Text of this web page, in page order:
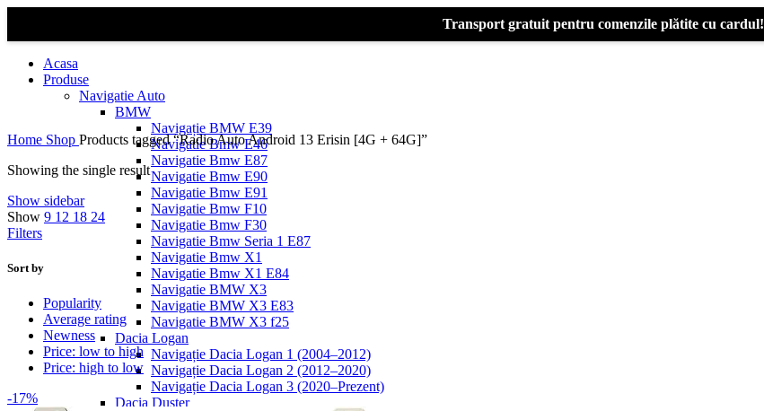
Transport gratuit pentru comenzile plătite cu cardul!
Acasa
Produse
Navigatie Auto
BMW
Navigație BMW E39
Navigatie Bmw E46
Navigatie Bmw E87
Navigatie Bmw E90
Navigatie Bmw E91
Navigatie Bmw F10
Navigatie Bmw F30
Navigatie Bmw Seria 1 E87
Navigatie Bmw X1
Navigatie Bmw X1 E84
Navigatie BMW X3
Navigatie BMW X3 E83
Navigatie BMW X3 f25
Dacia Logan
Navigație Dacia Logan 1 (2004–2012)
Navigație Dacia Logan 2 (2012–2020)
Navigație Dacia Logan 3 (2020–Prezent)
Dacia Duster
Home Shop Products tagged “Radio Auto Android 13 Erisin [4G + 64G]”
Showing the single result
Show sidebar
Show 9 12 18 24
Filters
Sort by
Popularity
Average rating
Newness
Price: low to high
Price: high to low
-17%